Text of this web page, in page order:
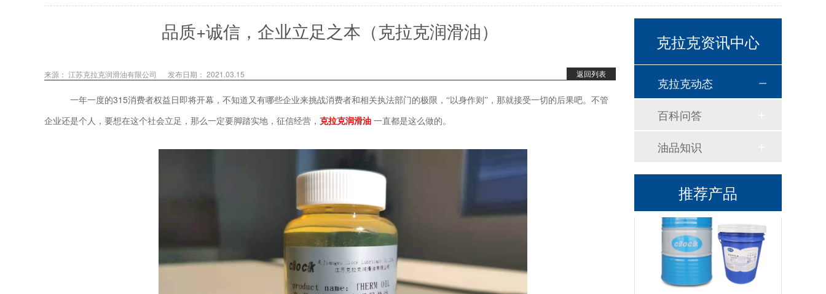
品质+诚信，企业立足之本（克拉克润滑油）
返回列表
来源： 江苏克拉克润滑油有限公司 发布日期： 2021.03.15
一年一度的315消费者权益日即将开幕，不知道又有哪些企业来挑战消费者和相关执法部门的极限，“以身作则”，那就接受一切的后果吧。不管
企业还是个人，要想在这个社会立足，那么一定要脚踏实地，征信经营， 克拉克润滑油 一直都是这么做的。
克拉克资讯中心
克拉克动态
百科问答
油品知识
推荐产品
高温导热油KD-320